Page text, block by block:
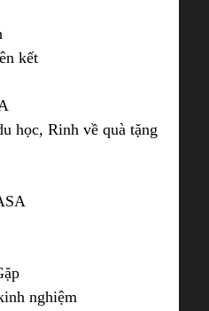
kết
học, Rinh về quà tặng
nghiệm